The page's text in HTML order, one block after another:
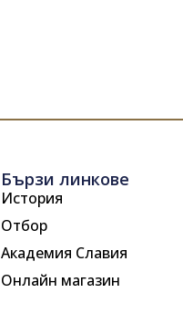
Бързи линкове
История
Отбор
Академия Славия
Онлайн магазин